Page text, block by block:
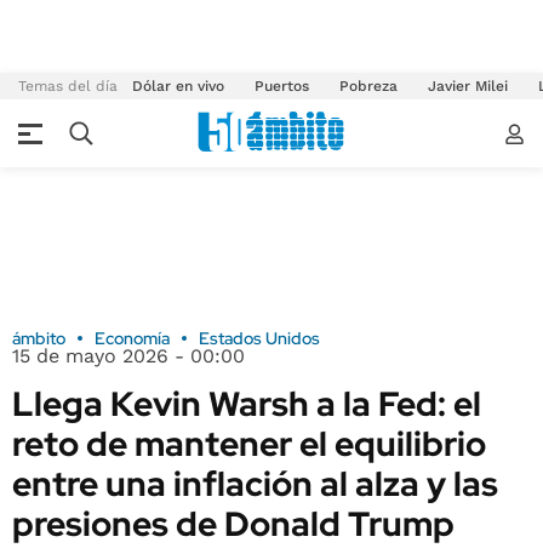
Temas del día Dólar en vivo Puertos Pobreza Javier Milei
ámbito Economía Estados Unidos
15 de mayo 2026 - 00:00
Llega Kevin Warsh a la Fed: el
reto de mantener el equilibrio
entre una inflación al alza y las
presiones de Donald Trump